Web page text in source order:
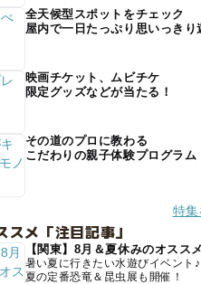
全天候型スポットをチェック
屋内で一日たっぷり思いっきり
映画チケット、ムビチケ
限定グッズなどが当たる！
その道のプロに教わる
こだわりの親子体験プログラム
特集
スメ「注目記事」
【関東】8月＆夏休みのオススメ
暑い夏に行きたい水遊びイベント♪
夏の定番恐竜＆昆虫展も開催！